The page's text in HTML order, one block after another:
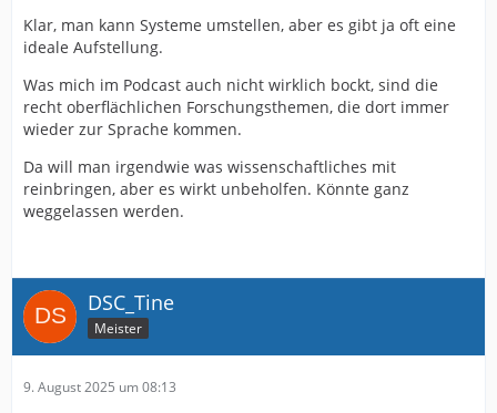
Klar, man kann Systeme umstellen, aber es gibt ja oft eine
ideale Aufstellung.
Was mich im Podcast auch nicht wirklich bockt, sind die
recht oberflächlichen Forschungsthemen, die dort immer
wieder zur Sprache kommen.
Da will man irgendwie was wissenschaftliches mit
reinbringen, aber es wirkt unbeholfen. Könnte ganz
weggelassen werden.
DSC_Tine
Meister
9. August 2025 um 08:13